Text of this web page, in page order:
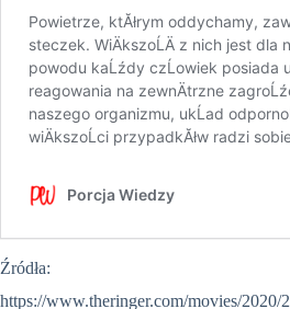
Źródła:
https://www.theringer.com/movies/